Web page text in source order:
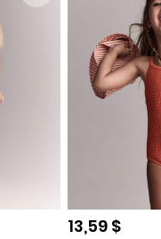
Prix de solde
13,59 $